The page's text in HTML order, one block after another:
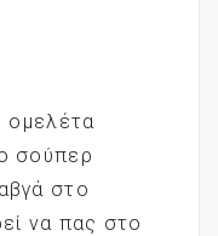
ομελέτα
σούπερ
στο
να πας στο